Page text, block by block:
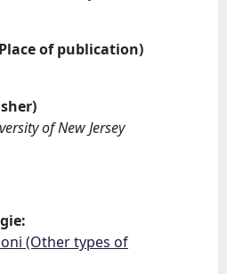
of publication)
of New Jersey
(Other types of